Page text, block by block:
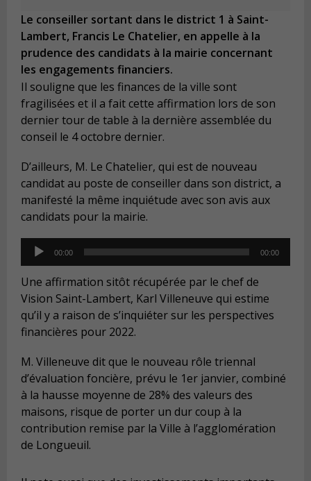
Le conseiller sortant dans le district 1 à Saint-
Lambert, Francis Le Chatelier, en appelle à la
prudence des candidats à la mairie concernant
les engagements financiers.
Il souligne que les finances de la ville sont
fragilisées et il a fait cette affirmation lors de son
dernier tour de table à la dernière assemblée du
conseil le 4 octobre dernier.
D’ailleurs, M. Le Chatelier, qui est de nouveau
candidat au poste de conseiller dans son district, a
manifesté la même inquiétude avec son avis aux
candidats pour la mairie.
Audio
Player
00:00 00:00
Une affirmation sitôt récupérée par le chef de
Vision Saint-Lambert, Karl Villeneuve qui estime
qu’il y a raison de s’inquiéter sur les perspectives
financières pour 2022.
M. Villeneuve dit que le nouveau rôle triennal
d’évaluation foncière, prévu le 1er janvier, combiné
à la hausse moyenne de 28% des valeurs des
maisons, risque de porter un dur coup à la
contribution remise par la Ville à l’agglomération
de Longueuil.